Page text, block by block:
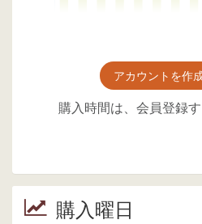
アカウントを作
購入時間は、会員登録
購入曜日